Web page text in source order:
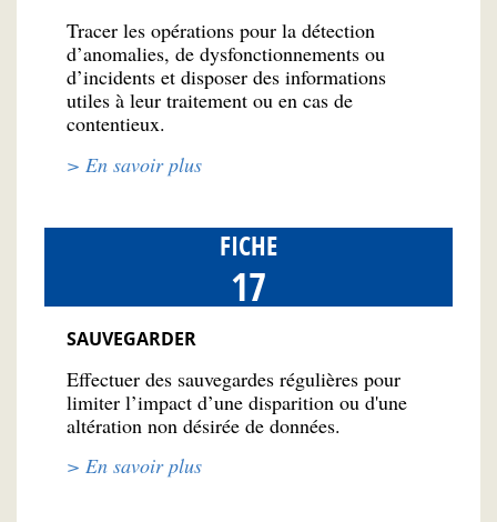
Tracer les opérations pour la détection
d’anomalies, de dysfonctionnements ou
d’incidents et disposer des informations
utiles à leur traitement ou en cas de
contentieux.
> En savoir plus
FICHE
17
SAUVEGARDER
Effectuer des sauvegardes régulières pour
limiter l’impact d’une disparition ou d'une
altération non désirée de données.
> En savoir plus